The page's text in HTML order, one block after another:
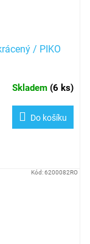
/ PIKO
Skladem (6 ks)
Do košíku
Kód:6200082RO